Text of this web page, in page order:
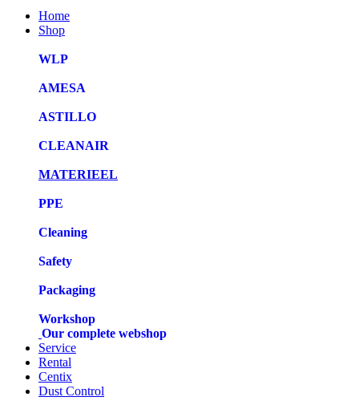
Home
Shop
WLP
AMESA
ASTILLO
CLEANAIR
MATERIEEL
PPE
Cleaning
Safety
Packaging
Workshop
Our complete webshop
Service
Rental
Centix
Dust Control